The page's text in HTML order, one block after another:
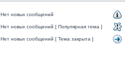
Нет новых сообщений
Нет новых сообщений [ Популярная тема ]
Нет новых сообщений [ Тема закрыта ]